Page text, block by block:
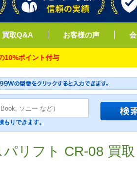
買取Q&A お客様の声
ント付与
りできます。
リフト CR-08 買